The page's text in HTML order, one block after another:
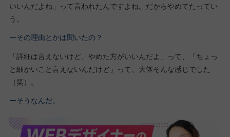
いいんだよね」って言われたんですよね。だからやめてたってい
う。
ーその理由とかは聞いたの？
「詳細は言えないけど、やめた方がいいんだよ」って、「ちょっ
と細かいこと言えないんだけど」って、大体そんな感じでした
（笑）。
ーそうなんだ。